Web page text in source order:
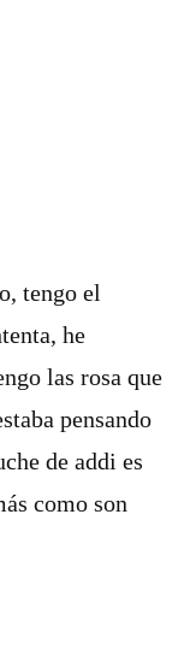
tengo el
he
las rosa que
pensando
de addi es
como son